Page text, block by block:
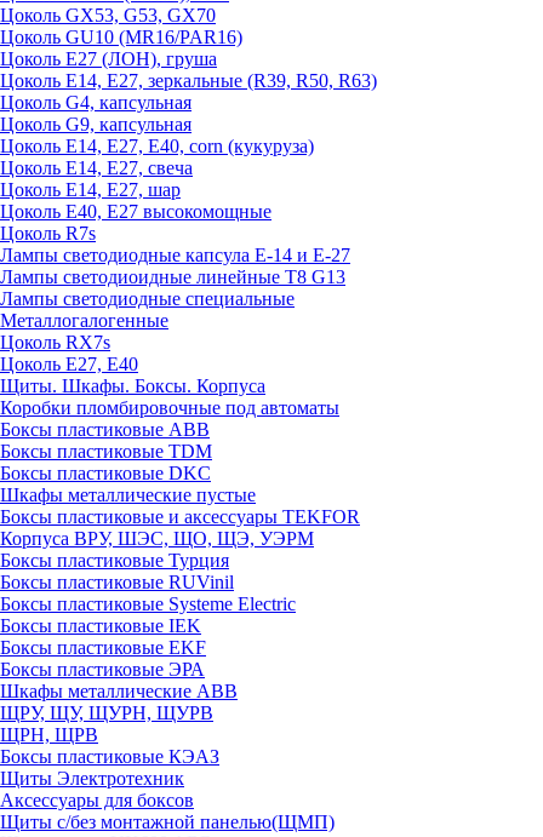
Цоколь GX53, G53, GX70
Цоколь GU10 (MR16/PAR16)
Цоколь Е27 (ЛОН), груша
Цоколь Е14, Е27, зеркальные (R39, R50, R63)
Цоколь G4, капсульная
Цоколь G9, капсульная
Цоколь Е14, Е27, Е40, corn (кукуруза)
Цоколь Е14, Е27, свеча
Цоколь Е14, Е27, шар
Цоколь Е40, Е27 высокомощные
Цоколь R7s
Лампы светодиодные капсула Е-14 и Е-27
Лампы светодиоидные линейные T8 G13
Лампы светодиодные специальные
Металлогалогенные
Цоколь RX7s
Цоколь Е27, E40
Щиты. Шкафы. Боксы. Корпуса
Коробки пломбировочные под автоматы
Боксы пластиковые ABB
Боксы пластиковые TDM
Боксы пластиковые DKC
Шкафы металлические пустые
Боксы пластиковые и аксессуары TEKFOR
Корпуса ВРУ, ШЭС, ЩО, ЩЭ, УЭРМ
Боксы пластиковые Турция
Боксы пластиковые RUVinil
Боксы пластиковые Systeme Electric
Боксы пластиковые IEK
Боксы пластиковые EKF
Боксы пластиковые ЭРА
Шкафы металлические ABB
ЩРУ, ЩУ, ЩУРН, ЩУРВ
ЩРН, ЩРВ
Боксы пластиковые КЭАЗ
Щиты Электротехник
Аксессуары для боксов
Щиты с/без монтажной панелью(ЩМП)